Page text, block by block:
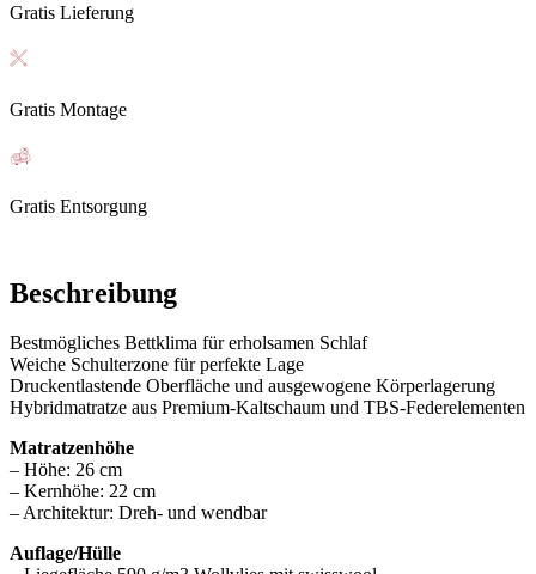
Gratis Lieferung
Gratis Montage
Gratis Entsorgung
Beschreibung
Bestmögliches Bettklima für erholsamen Schlaf
Weiche Schulterzone für perfekte Lage
Druckentlastende Oberfläche und ausgewogene Körperlagerung
Hybridmatratze aus Premium-Kaltschaum und TBS-Federelementen
Matratzenhöhe
– Höhe: 26 cm
– Kernhöhe: 22 cm
– Architektur: Dreh- und wendbar
Auflage/Hülle